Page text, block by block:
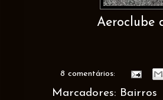
Aeroclube
8 comentários:
Marcadores: Bairros